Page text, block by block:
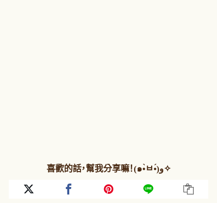
喜歡的話，幫我分享嘛！(๑•̀ㅂ•́)و✧